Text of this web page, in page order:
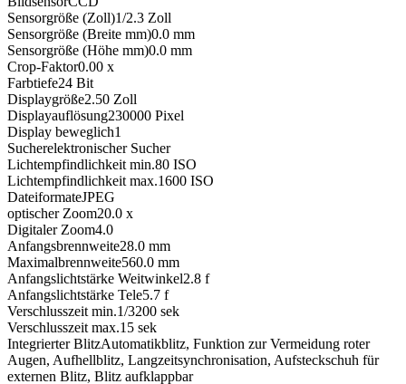
Sensorgröße (Zoll)1/2.3 Zoll
Sensorgröße (Breite mm)0.0 mm
Sensorgröße (Höhe mm)0.0 mm
Crop-Faktor0.00 x
Farbtiefe24 Bit
Displaygröße2.50 Zoll
Displayauflösung230000 Pixel
Display beweglich1
Sucherelektronischer Sucher
Lichtempfindlichkeit min.80 ISO
Lichtempfindlichkeit max.1600 ISO
DateiformateJPEG
optischer Zoom20.0 x
Digitaler Zoom4.0
Anfangsbrennweite28.0 mm
Maximalbrennweite560.0 mm
Anfangslichtstärke Weitwinkel2.8 f
Anfangslichtstärke Tele5.7 f
Verschlusszeit min.1/3200 sek
Verschlusszeit max.15 sek
Integrierter BlitzAutomatikblitz, Funktion zur Vermeidung roter
Augen, Aufhellblitz, Langzeitsynchronisation, Aufsteckschuh für
externen Blitz, Blitz aufklappbar